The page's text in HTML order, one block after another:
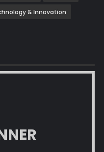
& Innovation